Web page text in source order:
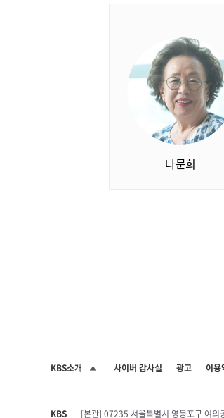
나문희
KBS소개 사이버 감사실 광고 이용
KBS [본관] 07235 서울특별시 영등포구 여의
SNS 공유하기